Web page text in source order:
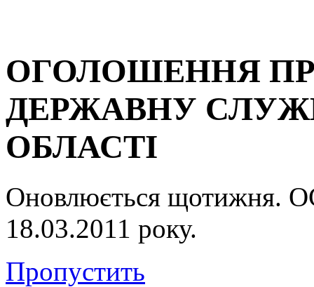
ОГОЛОШЕННЯ
ДЕРЖАВНУ
ОБЛАСТІ
Оновлюється
18.03.2011 року.
Пропустить